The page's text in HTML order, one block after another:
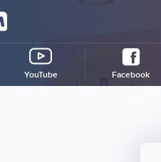
YouTube Facebook